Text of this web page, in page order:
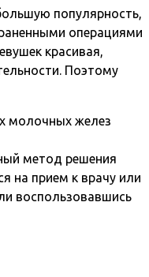
популярность,
операциями
красивая,
Поэтому
молочных желез
метод решения
на прием к врачу или
воспользовавшись